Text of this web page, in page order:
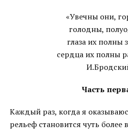
«Увечны они,
голодны,
глаза их полны
сердца их полны
Часть
Каждый раз, когда я
рельеф становится чуть